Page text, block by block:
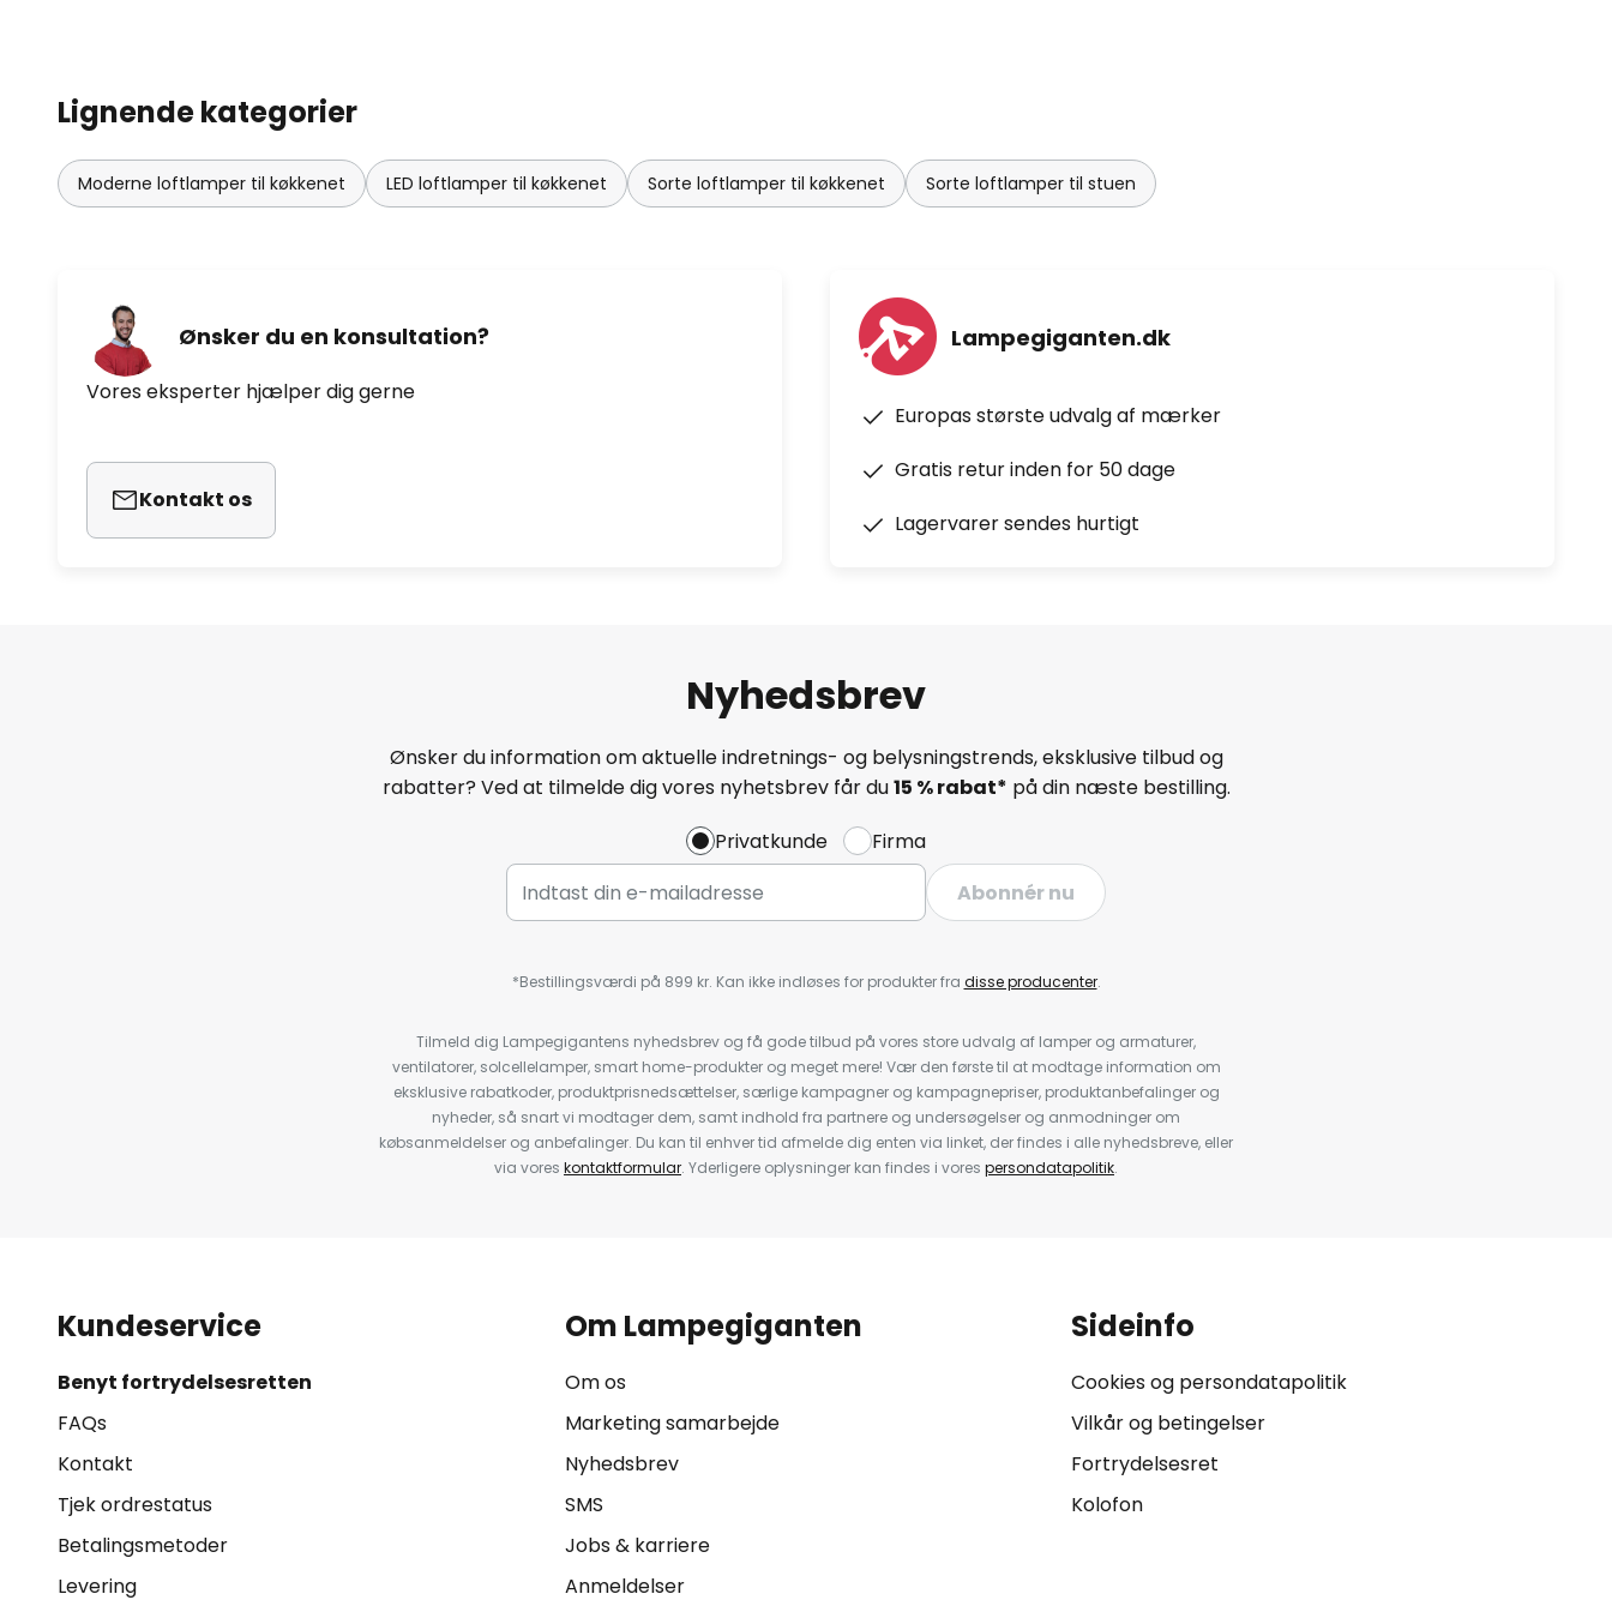
Lignende kategorier
Moderne loftlamper til køkkenet LED loftlamper til køkkenet Sorte loftlamper til køkkenet Sorte loftlamper til stuen
Ønsker du en konsultation?
Vores eksperter hjælper dig gerne
Kontakt os
Lampegiganten.dk
Europas største udvalg af mærker
Gratis retur inden for 50 dage
Lagervarer sendes hurtigt
Nyhedsbrev
Ønsker du information om aktuelle indretnings- og belysningstrends, eksklusive tilbud og
rabatter? Ved at tilmelde dig vores nyhetsbrev får du15 % rabat* på din næste bestilling.
Privatkunde
Firma
Abonnér nu
*Bestillingsværdi på 899 kr. Kan ikke indløses for produkter fra disse producenter.
Tilmeld dig Lampegigantens nyhedsbrev og få gode tilbud på vores store udvalg af lamper og armaturer,
ventilatorer, solcellelamper, smart home-produkter og meget mere! Vær den første til at modtage information om
eksklusive rabatkoder, produktprisnedsættelser, særlige kampagner og kampagnepriser, produktanbefalinger og
nyheder, så snart vi modtager dem, samt indhold fra partnere og undersøgelser og anmodninger om
købsanmeldelser og anbefalinger. Du kan til enhver tid afmelde dig enten via linket, der findes i alle nyhedsbreve, eller
via vores kontaktformular. Yderligere oplysninger kan findes i vores persondatapolitik.
Kundeservice
Benyt fortrydelsesretten
FAQs
Kontakt
Tjek ordrestatus
Betalingsmetoder
Levering
Om Lampegiganten
Om os
Marketing samarbejde
Nyhedsbrev
SMS
Jobs & karriere
Anmeldelser
Sideinfo
Cookies og persondatapolitik
Vilkår og betingelser
Fortrydelsesret
Kolofon